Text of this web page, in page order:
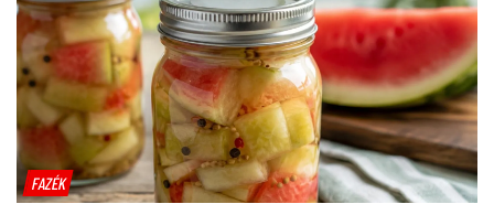
FAZÉK